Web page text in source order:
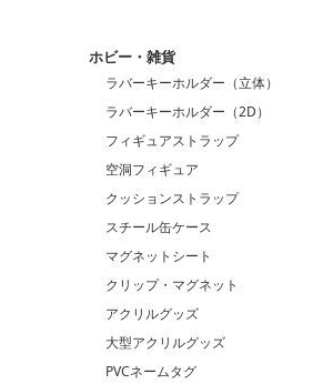
ホビー・雑貨
ラバーキーホルダー（立体）
ラバーキーホルダー（2D）
フィギュアストラップ
空洞フィギュア
クッションストラップ
スチール缶ケース
マグネットシート
クリップ・マグネット
アクリルグッズ
大型アクリルグッズ
PVCネームタグ